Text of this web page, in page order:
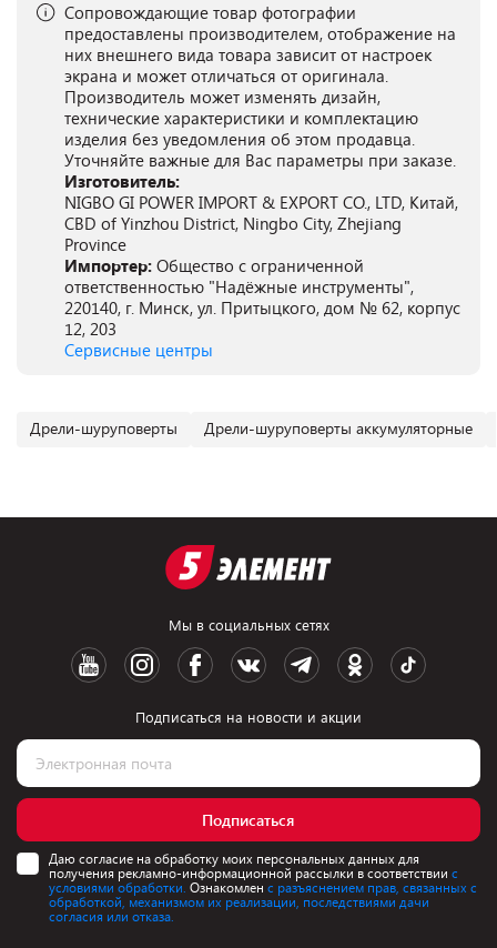
Сопровождающие товар фотографии
предоставлены производителем, отображение на
них внешнего вида товара зависит от настроек
экрана и может отличаться от оригинала.
Производитель может изменять дизайн,
технические характеристики и комплектацию
изделия без уведомления об этом продавца.
Уточняйте важные для Вас параметры при заказе.
Изготовитель:
NIGBO GI POWER IMPORT & EXPORT CO., LTD, Китай,
CBD of Yinzhou District, Ningbo City, Zhejiang
Province
Импортер: Общество с ограниченной
ответственностью "Надёжные инструменты",
220140, г. Минск, ул. Притыцкого, дом № 62, корпус
12, 203
Сервисные центры
Дрели-шуруповерты Дрели-шуруповерты аккумуляторные
Мы в социальных сетях
Подписаться на новости и акции
Подписаться
Даю согласие на обработку моих персональных данных для
получения рекламно-информационной рассылки в соответствии с
условиями обработки. Ознакомлен с разъяснением прав, связанных с
обработкой, механизмом их реализации, последствиями дачи
согласия или отказа.